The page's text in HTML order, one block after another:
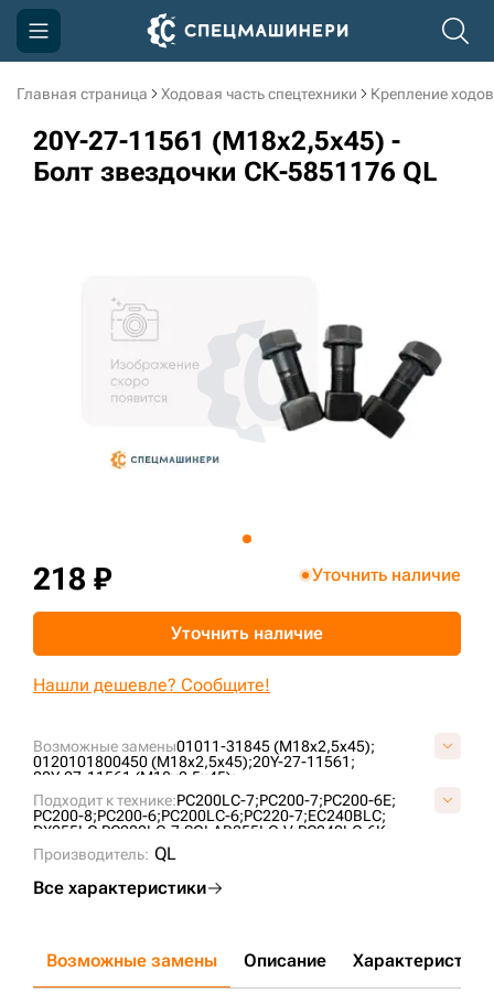
Главная страница Ходовая часть спецтехники Крепление
20Y-27-11561 (M18x2,5x45) -
Болт звездочки СК-5851176 QL
Возможные замены01011-31845 (M18x2,5x45);
0120101800450 (M18x2,5x45);20Y-27-11561;
20Y-27-11561 (M18x2,5x45);
20Y-27-11561 (M18x2,5x50);K1010544 (M18x2,5x45);
S0567461 (M18x2,5x45);S0567466 (M18x2,5x45);
Подходит к технике:PC200LC-7;PC200-7;PC200-6E;
PC200-8;PC200-6;PC200LC-6;PC220-7;EC240BLC;
DX255LC;PC220LC-7;SOLAR255LC-V;PC240LC-6K;
PC220-8M0;
PC200-8M0;
Производитель: QL
Все характеристики
218 ₽ Уточнить наличие
Уточнить наличие
Нашли дешевле? Сообщите!
Возможные замены Описание Характеристики
Компания
Акции
3D тур по производству
3D тур по складам
sksale@skdst.ru